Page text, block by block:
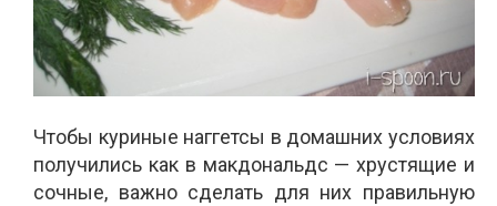
Чтобы куриные наггетсы в домашних условиях
получились как в макдональдс — хрустящие и
сочные, важно сделать для них правильную